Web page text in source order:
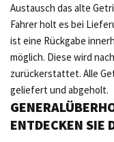
Austausch das alte
Fahrer holt es bei
ist eine Rückgabe
möglich. Diese wird
zurückerstattet. Alle
geliefert und abgeholt.
ENTDECKEN SIE